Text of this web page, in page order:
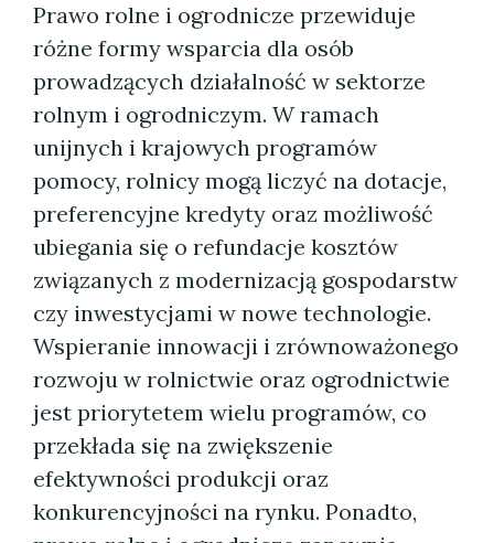
Prawo rolne i ogrodnicze przewiduje
różne formy wsparcia dla osób
prowadzących działalność w sektorze
rolnym i ogrodniczym. W ramach
unijnych i krajowych programów
pomocy, rolnicy mogą liczyć na dotacje,
preferencyjne kredyty oraz możliwość
ubiegania się o refundacje kosztów
związanych z modernizacją gospodarstw
czy inwestycjami w nowe technologie.
Wspieranie innowacji i zrównoważonego
rozwoju w rolnictwie oraz ogrodnictwie
jest priorytetem wielu programów, co
przekłada się na zwiększenie
efektywności produkcji oraz
konkurencyjności na rynku. Ponadto,